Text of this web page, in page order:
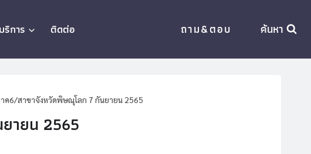
ริการ ติดต่อ ถาม&ตอบ ค้นหา
ค6/สาขาจังหวัดพิษณุโลก 7 กันยายน 2565
ายน 2565